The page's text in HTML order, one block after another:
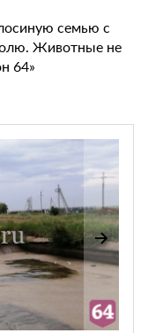
семью с
Животные не
64»